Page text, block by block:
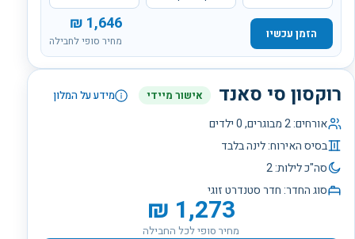
1,646
₪
מחיר סופי לחבילה
הזמן עכשיו
רוקסון סי סאנד אישור מיידי מידע על המלון
אורחים:2מבוגרים,0ילדים
בסיס האירוח:לינה בלבד
סה"כ לילות:2
סוג החדר:חדר סטנדרט זוגי
1,273
₪
מחיר סופי לכל החבילה